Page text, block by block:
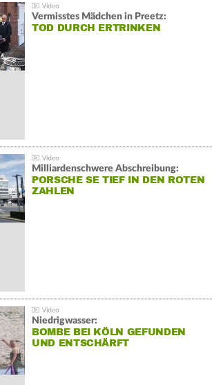
Vermisstes Mädchen in Preetz:
TOD DURCH ERTRINKEN
Milliardenschwere Abschreibung:
PORSCHE SE TIEF IN DEN ROTEN
ZAHLEN
Niedrigwasser:
BOMBE BEI KÖLN GEFUNDEN
UND ENTSCHÄRFT